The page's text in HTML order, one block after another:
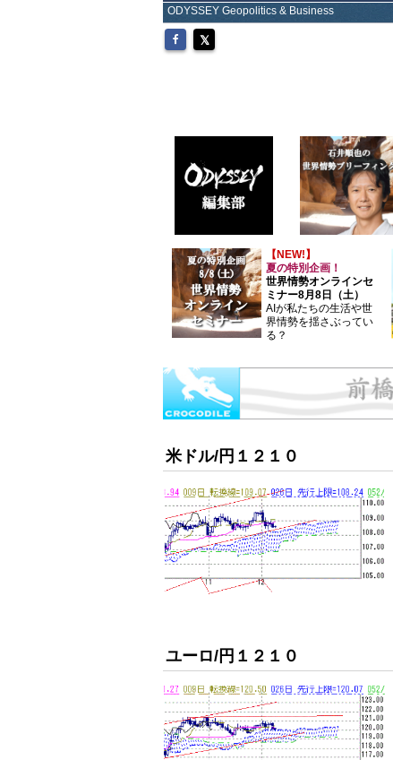
ODYSSEY Geopolitics & Business
【NEW!】
夏の特別企画！
世界情勢オンラインセ
ミナー8月8日（土）
AIが私たちの生活や世
界情勢を揺さぶってい
る？
米ドル/円１２１０
ユーロ/円１２１０